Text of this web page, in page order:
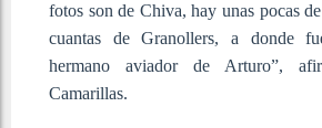
fotos son de Chiva, hay unas pocas
cuantas de Granollers, a donde
hermano aviador de Arturo”,
Camarillas.